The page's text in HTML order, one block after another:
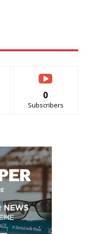
0
Subscribers